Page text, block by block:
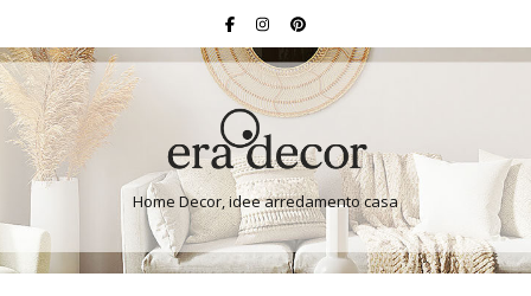
Home Decor, idee arredamento casa